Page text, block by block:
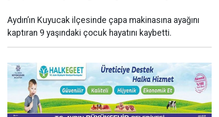
Aydın’ın Kuyucak ilçesinde çapa makinasına ayağını
kaptıran 9 yaşındaki çocuk hayatını kaybetti.